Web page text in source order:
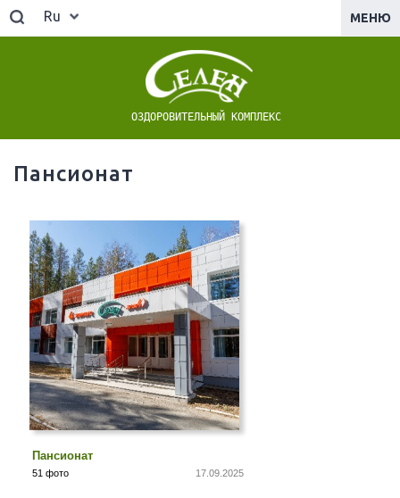
Ru МЕНЮ
ОЗДОРОВИТЕЛЬНЫЙ КОМПЛЕКС
Пансионат
Пансионат
17.09.2025
51 фото